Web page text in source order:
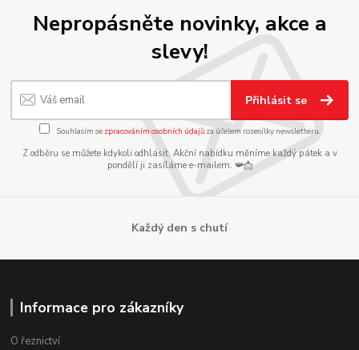
Nepropásněte novinky, akce a
slevy!
Přihlásit se
Souhlasím se zpracováním osobních údajůza účelem rozesílky newsletteru.
Z odběru se můžete kdykoli odhlásit. Akční nabídku měníme každý pátek a v
pondělí ji zasíláme e-mailem. 📯📩
Každý den s chutí
Informace pro zákazníky
O řeznictví